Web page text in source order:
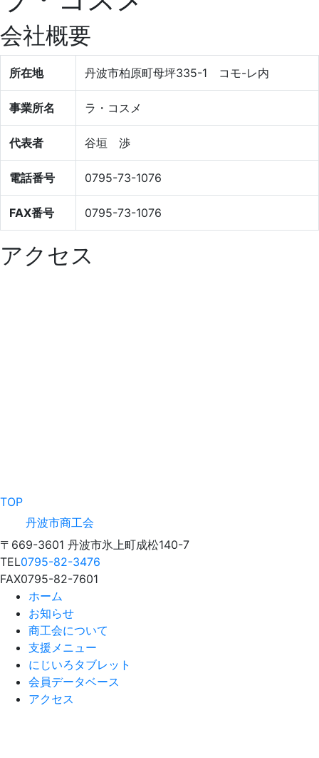
会社概要
所在地 丹波市柏原町母坪335-1 コモ-レ内
事業所名 ラ・コスメ
代表者 谷垣 渉
電話番号 0795-73-1076
FAX番号 0795-73-1076
アクセス
TOP
丹波市商工会
〒669-3601 丹波市氷上町成松140-7
TEL0795-82-3476
FAX0795-82-7601
ホーム
お知らせ
商工会について
支援メニュー
にじいろタブレット
会員データベース
アクセス